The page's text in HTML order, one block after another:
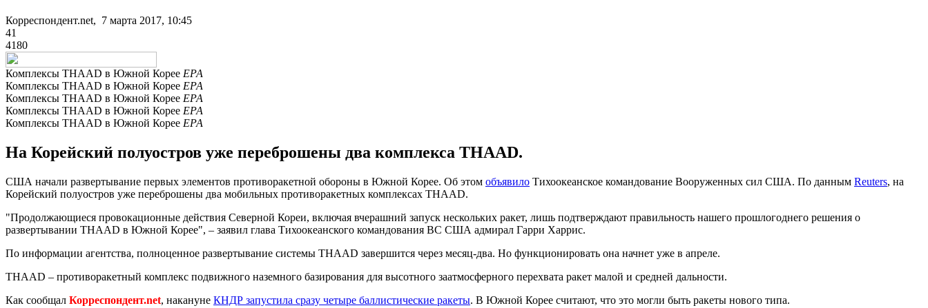
Корреспондент.net, 7 марта 2017, 10:45
41
4180
Комплексы THAAD в Южной Корее ЕРА
Комплексы THAAD в Южной Корее ЕРА
Комплексы THAAD в Южной Корее ЕРА
Комплексы THAAD в Южной Корее ЕРА
Комплексы THAAD в Южной Корее ЕРА
На Корейский полуостров уже переброшены два комплекса THAAD.
США начали развертывание первых элементов противоракетной обороны в Южной Корее. Об этом объявило Тихоокеанское командование Вооруженных сил США. По данным Reuters, на
Корейский полуостров уже переброшены два мобильных противоракетных комплексах THAAD.
"Продолжающиеся провокационные действия Северной Кореи, включая вчерашний запуск нескольких ракет, лишь подтверждают правильность нашего прошлогоднего решения о
развертывании THAAD в Южной Корее", – заявил глава Тихоокеанского командования ВС США адмирал Гарри Харрис.
По информации агентства, полноценное развертывание системы THAAD завершится через месяц-два. Но функционировать она начнет уже в апреле.
THAAD – противоракетный комплекс подвижного наземного базирования для высотного заатмосферного перехвата ракет малой и средней дальности.
Как сообщал Корреспондент.net, накануне КНДР запустила сразу четыре баллистические ракеты. В Южной Корее считают, что это могли быть ракеты нового типа.